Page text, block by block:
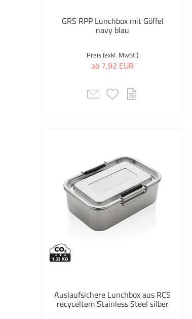
GRS RPP Lunchbox mit Göffel
navy blau
Preis (exkl. MwSt.)
ab 7,92 EUR
Auslaufsichere Lunchbox aus RCS
recyceltem Stainless Steel silber